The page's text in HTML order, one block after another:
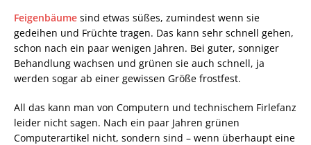
Feigenbäume sind etwas süßes, zumindest wenn sie
gedeihen und Früchte tragen. Das kann sehr schnell gehen,
schon nach ein paar wenigen Jahren. Bei guter, sonniger
Behandlung wachsen und grünen sie auch schnell, ja
werden sogar ab einer gewissen Größe frostfest.
All das kann man von Computern und technischem Firlefanz
leider nicht sagen. Nach ein paar Jahren grünen
Computerartikel nicht, sondern sind – wenn überhaupt eine